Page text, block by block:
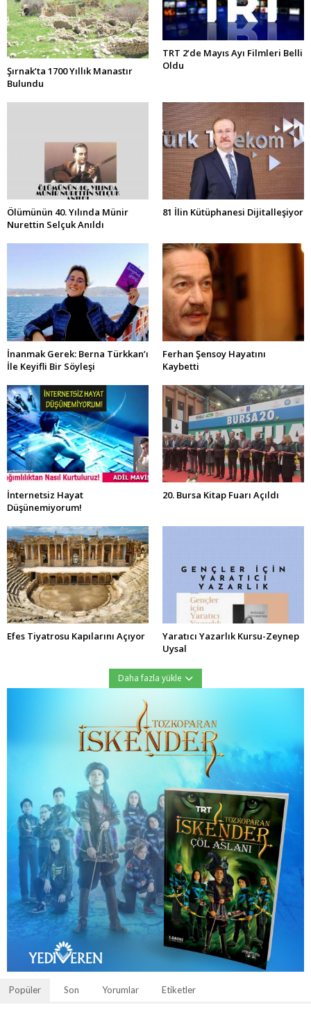
Şırnak’ta 1700 Yıllık Manastır
Bulundu
TRT 2’de Mayıs Ayı Filmleri Belli
Oldu
Ölümünün 40. Yılında Münir
Nurettin Selçuk Anıldı
81 İlin Kütüphanesi Dijitalleşiyor
İnanmak Gerek: Berna Türkkan’ı
İle Keyifli Bir Söyleşi
Ferhan Şensoy Hayatını
Kaybetti
İnternetsiz Hayat
Düşünemiyorum!
20. Bursa Kitap Fuarı Açıldı
Efes Tiyatrosu Kapılarını Açıyor
Yaratıcı Yazarlık Kursu-Zeynep
Uysal
Daha fazla yükle
Popüler Son Yorumlar Etiketler